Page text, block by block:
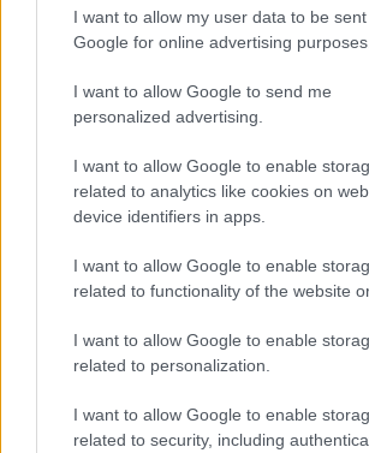
I want to allow my user data to be
Google for online advertising purposes.
I want to allow Google to send me
personalized advertising.
I want to allow Google to enable
related to analytics like cookies on
device identifiers in apps.
I want to allow Google to enable
related to functionality of the website
I want to allow Google to enable
related to personalization.
I want to allow Google to enable
related to security, including